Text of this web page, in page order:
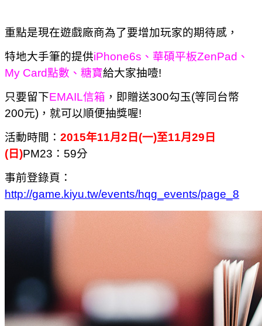
重點是現在遊戲廠商為了要增加玩家的期待感，
特地大手筆的提供iPhone6s、華碩平板ZenPad、
My Card點數、糖寶給大家抽噎!
只要留下EMAIL信箱 ，即贈送300勾玉(等同台幣
200元)，就可以順便抽獎喔!
活動時間： 2015年11月2日(一)至11月29日
(日)PM23：59分
事前登錄頁 ：
http://game.kiyu.tw/events/hqg_events/page_8